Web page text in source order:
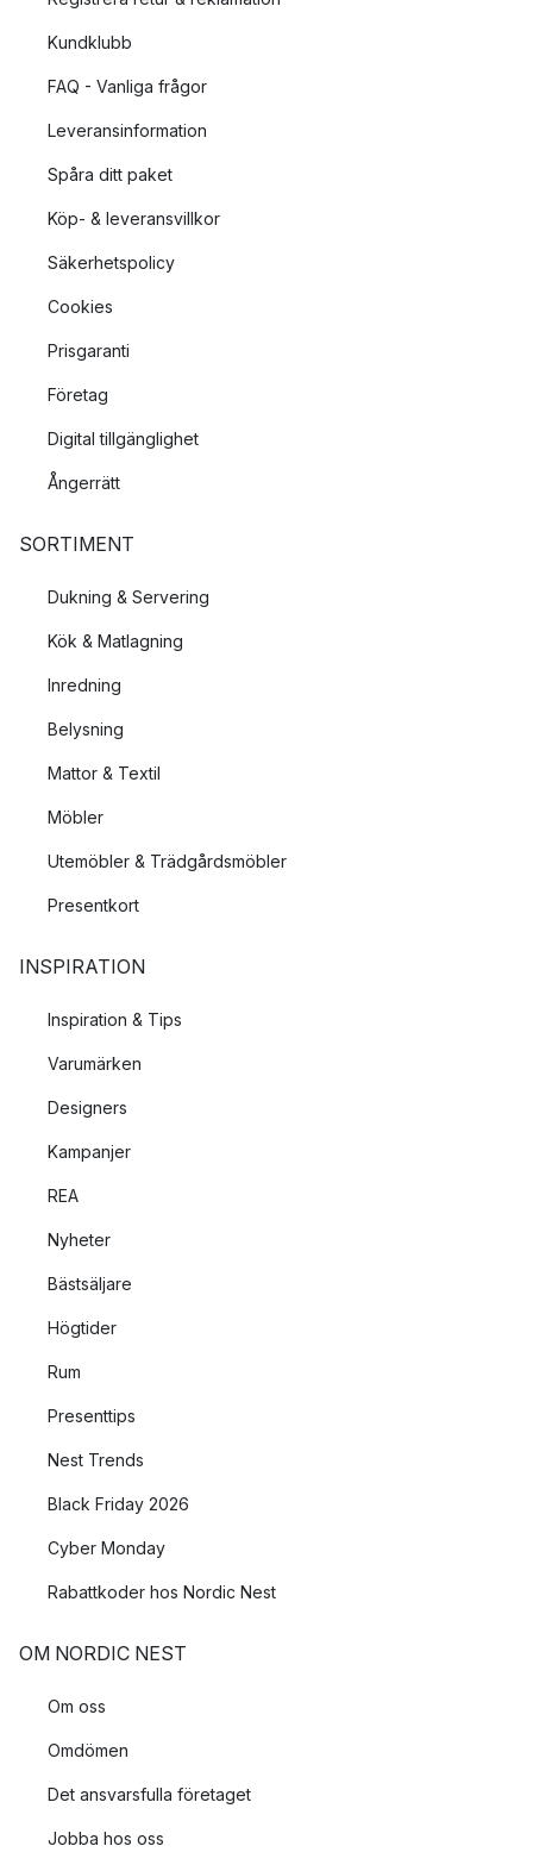
Kundklubb
FAQ - Vanliga frågor
Leveransinformation
Spåra ditt paket
Köp- & leveransvillkor
Säkerhetspolicy
Cookies
Prisgaranti
Företag
Digital tillgänglighet
Ångerrätt
SORTIMENT
Dukning & Servering
Kök & Matlagning
Inredning
Belysning
Mattor & Textil
Möbler
Utemöbler & Trädgårdsmöbler
Presentkort
INSPIRATION
Inspiration & Tips
Varumärken
Designers
Kampanjer
REA
Nyheter
Bästsäljare
Högtider
Rum
Presenttips
Nest Trends
Black Friday 2026
Cyber Monday
Rabattkoder hos Nordic Nest
OM NORDIC NEST
Om oss
Omdömen
Det ansvarsfulla företaget
Jobba hos oss